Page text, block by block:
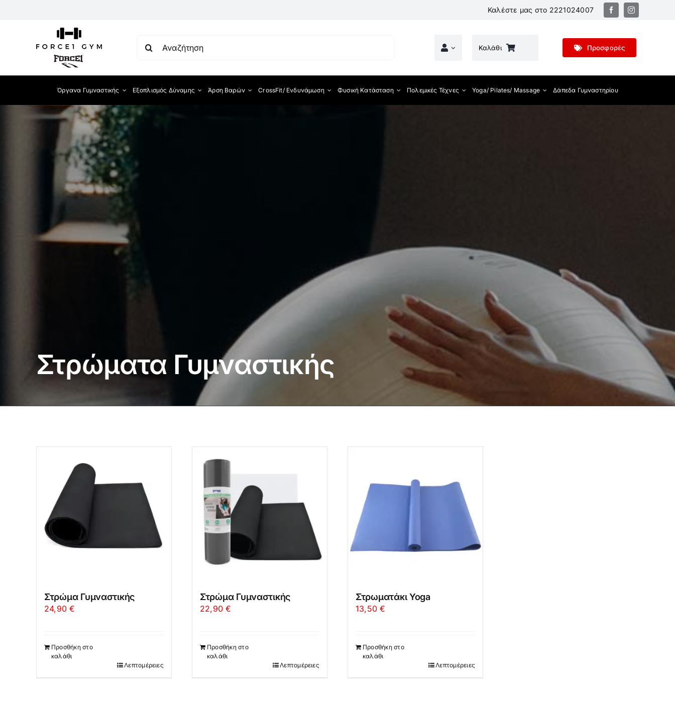
Καλέστε μας στο 2221024007
Καλάθι Προσφορές
Όργανα Γυμναστικής Εξοπλισμός Δύναμης Άρση Βαρών CrossFit/ Ενδυνάμωση Φυσική Κατάσταση Πολεμικές Τέχνες Yoga/ Pilates/ Massage Δάπεδα Γυμναστηρίου
Στρώματα Γυμναστικής
Στρώμα Γυμναστικής
24,90€
Προσθήκη στο
καλάθι
Λεπτομέρειες
Στρώμα Γυμναστικής
22,90€
Προσθήκη στο
καλάθι
Λεπτομέρειες
Στρωματάκι Yoga
13,50€
Προσθήκη στο
καλάθι
Λεπτομέρειες